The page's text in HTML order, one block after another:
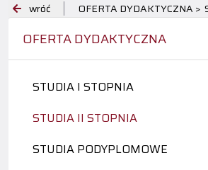
wróć OFERTA DYDAKTYCZNA >
OFERTA DYDAKTYCZNA
STUDIA I STOPNIA
STUDIA II STOPNIA
STUDIA PODYPLOMOWE